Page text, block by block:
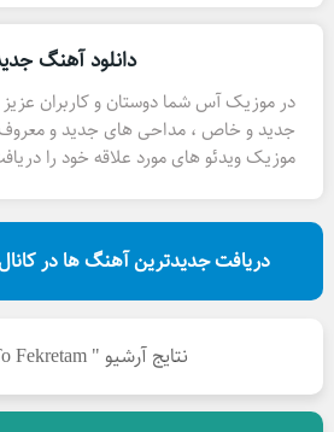
دانلود آهنگ
در موزیک آس شما دوستان و کاربران عزیز
جدید و خاص ، مداحی های جدید و معروف
موزیک ویدئو های مورد علاقه خود را
دریافت جدیدترین آهنگ ها در
نتایج آرشیو " Bad To Fekretam "